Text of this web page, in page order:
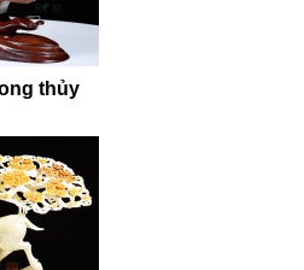
thủy